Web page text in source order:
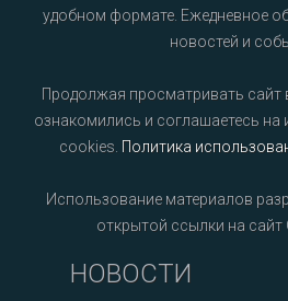
удобном формате. Ежедневное
новостей и
Продолжая просматривать сайт
ознакомились и соглашаетесь
cookies. Политика
Использование материалов
открытой ссылки на сайт
НОВОСТИ